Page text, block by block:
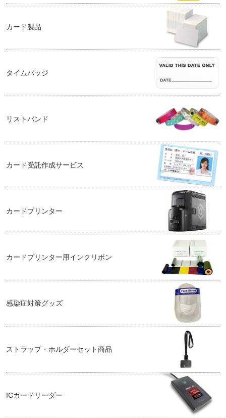
カード製品
タイムバッジ
リストバンド
カード受託作成サービス
カードプリンター
カードプリンター用インクリボン
感染症対策グッズ
ストラップ・ホルダーセット商品
ICカードリーダー